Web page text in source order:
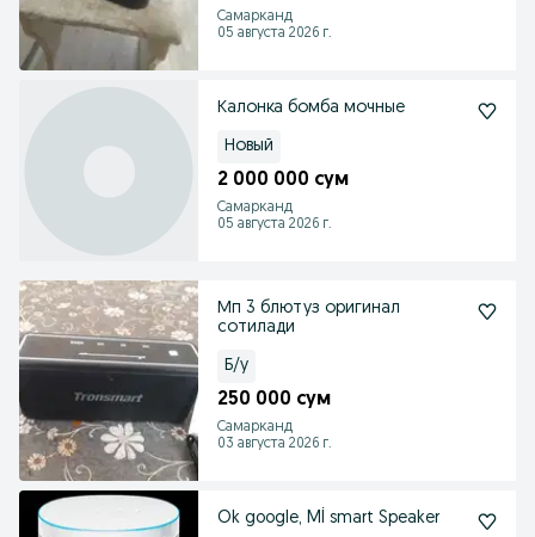
Самарканд
05 августа 2026 г.
Калонка бомба мочные
Новый
2 000 000 сум
Самарканд
05 августа 2026 г.
Мп 3 блютуз оригинал
сотилади
Б/у
250 000 сум
Самарканд
03 августа 2026 г.
Ok google, Mİ smart Speaker